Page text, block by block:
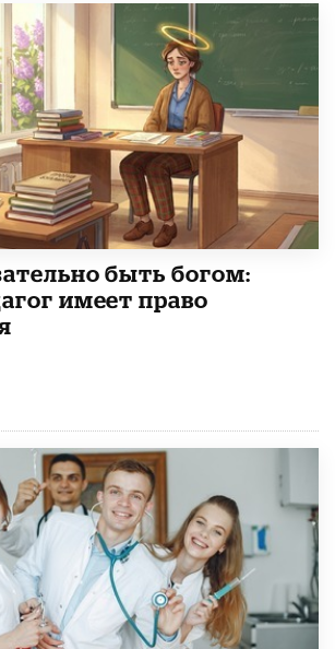
быть богом:
имеет право